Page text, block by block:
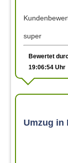
super
Bewertet
19:06:54 Uhr
Umzug in